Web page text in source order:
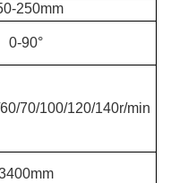
250mm
0-90°
70/100/120/140r/min